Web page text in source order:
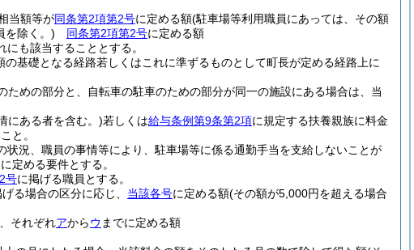
当額等が同条第2項第2号に定める額(駐車場等利用職員にあっては、その額
を除く。) 同条第2項第2号に定める額
にも該当することとする。
基礎となる経路若しくはこれに準ずるものとして町長が定める経路上に
ための部分と、自転車の駐車のための部分が同一の施設にある場合は、当
にある者を含む。)若しくは給与条例第9条第2項に規定する扶養親族に料金
と。
況、職員の事情等により、駐車場等に係る通勤手当を支給しないことが
定める要件とする。
号に掲げる職員とする。
る場合の区分に応じ、 当該各号に定める額(その額が5,000円を超える場合
それぞれアからウ までに定める額